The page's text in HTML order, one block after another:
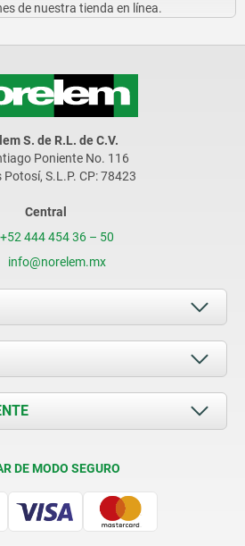
de nuestra tienda en línea.
S. de R.L. de C.V.
Poniente No. 116
Potosí, S.L.P. CP: 78423
Central
+52 444 454 36 – 50
info@norelem.mx
DE MODO SEGURO